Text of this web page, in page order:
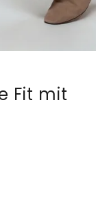
Fit mit